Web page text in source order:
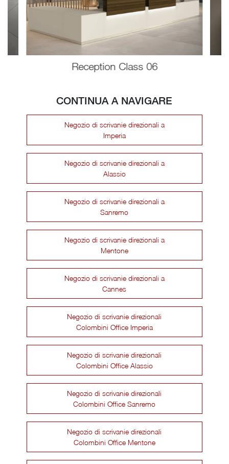
Reception Class 06
CONTINUA A NAVIGARE
Negozio di scrivanie direzionali a
Imperia
Negozio di scrivanie direzionali a
Alassio
Negozio di scrivanie direzionali a
Sanremo
Negozio di scrivanie direzionali a
Mentone
Negozio di scrivanie direzionali a
Cannes
Negozio di scrivanie direzionali
Colombini Office Imperia
Negozio di scrivanie direzionali
Colombini Office Alassio
Negozio di scrivanie direzionali
Colombini Office Sanremo
Negozio di scrivanie direzionali
Colombini Office Mentone